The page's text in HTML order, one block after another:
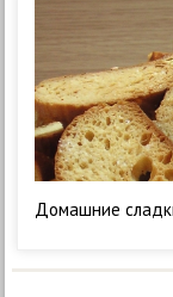
Домашние